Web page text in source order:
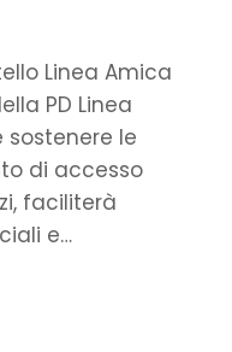
Linea Amica
PD Linea
le
di accesso
faciliterà
e…